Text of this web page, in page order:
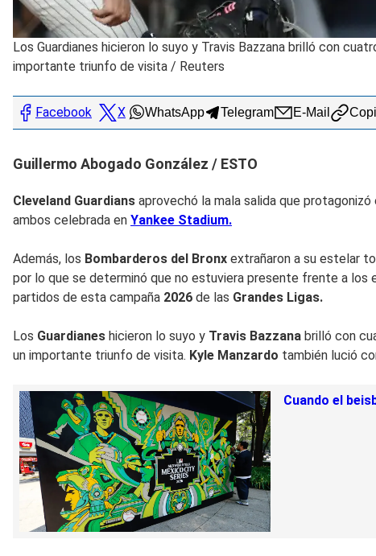
Los Guardianes hicieron lo suyo y Travis Bazzana brilló con
importante triunfo de visita / Reuters
Facebook X WhatsApp Telegram E-Mail
Guillermo Abogado González / ESTO
Cleveland Guardians aprovechó la mala salida que protagonizó
ambos celebrada en Yankee Stadium.
Además, los Bombarderos del Bronx extrañaron a su estelar
por lo que se determinó que no estuviera presente frente a los
partidos de esta campaña 2026 de las Grandes Ligas.
Los Guardianes hicieron lo suyo y Travis Bazzana brilló con
un importante triunfo de visita. Kyle Manzardo también lució
Cuando el